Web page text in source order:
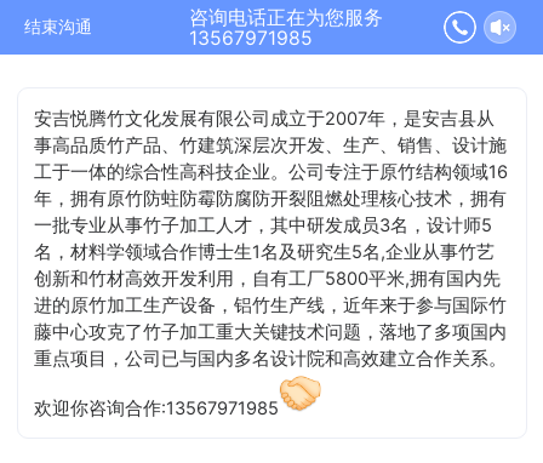
结束沟通
咨询电话正在为您服务
13567971985
安吉悦腾竹文化发展有限公司成立于2007年，是安吉县从
事高品质竹产品、竹建筑深层次开发、生产、销售、设计施
工于一体的综合性高科技企业。公司专注于原竹结构领域16
年，拥有原竹防蛀防霉防腐防开裂阻燃处理核心技术，拥有
一批专业从事竹子加工人才，其中研发成员3名，设计师5
名，材料学领域合作博士生1名及研究生5名,企业从事竹艺
创新和竹材高效开发利用，自有工厂5800平米,拥有国内先
进的原竹加工生产设备，铝竹生产线，近年来于参与国际竹
藤中心攻克了竹子加工重大关键技术问题，落地了多项国内
重点项目，公司已与国内多名设计院和高效建立合作关系。
欢迎你咨询合作:13567971985